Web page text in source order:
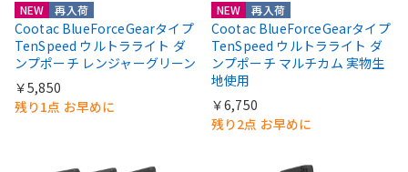
NEW 再入荷
Cootac BlueForceGearタイプ
TenSpeed ウルトラライト ダ
ンプポーチ レンジャーグリーン
￥5,850
残り1点 お早めに
NEW 再入荷
Cootac BlueForceGearタイプ
TenSpeed ウルトラライト ダ
ンプポーチ マルチカム 実物生
地使用
￥6,750
残り2点 お早めに